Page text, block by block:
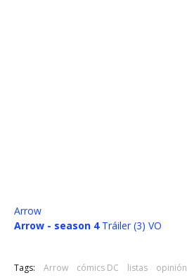
Arrow
Arrow - season 4Tráiler (3) VO
Tags: Arrow cómics DC listas opinión